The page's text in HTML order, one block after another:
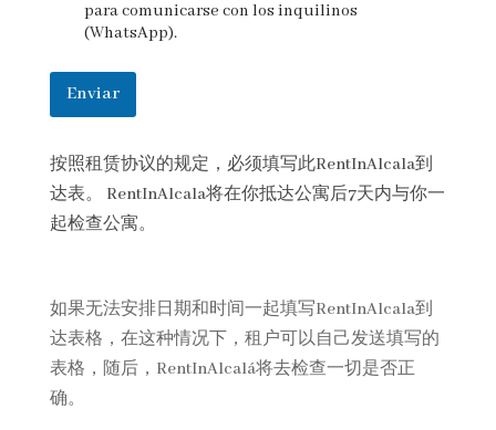
para comunicarse con los inquilinos
(WhatsApp).
Enviar
按照租赁协议的规定，必须填写此RentInAlcala到
达表。 RentInAlcala将在你抵达公寓后7天内与你一
起检查公寓。
如果无法安排日期和时间一起填写RentInAlcala到
达表格，在这种情况下，租户可以自己发送填写的
表格，随后，RentInAlcalá将去检查一切是否正
确。